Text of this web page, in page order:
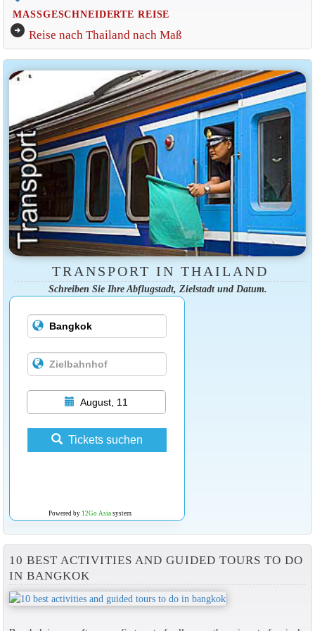
MASSGESCHNEIDERTE REISE
arrow_circle_right Reise nach Thailand nach Maß
TRANSPORT IN THAILAND
Schreiben Sie Ihre Abflugstadt, Zielstadt und Datum.
August, 11
Tickets suchen
Powered by 12Go Asiasystem
10 BEST ACTIVITIES AND GUIDED TOURS TO DO
IN BANGKOK